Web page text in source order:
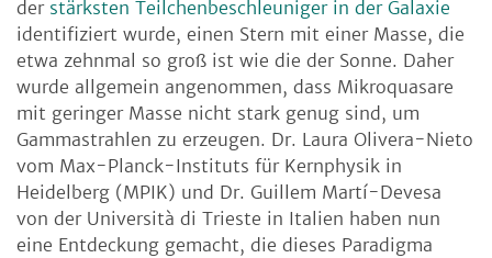
der stärksten Teilchenbeschleuniger in der Galaxie
identifiziert wurde, einen Stern mit einer Masse, die
etwa zehnmal so groß ist wie die der Sonne. Daher
wurde allgemein angenommen, dass Mikroquasare
mit geringer Masse nicht stark genug sind, um
Gammastrahlen zu erzeugen. Dr. Laura Olivera-Nieto
vom Max-Planck-Instituts für Kernphysik in
Heidelberg (MPIK) und Dr. Guillem Martí-Devesa
von der Università di Trieste in Italien haben nun
eine Entdeckung gemacht, die dieses Paradigma